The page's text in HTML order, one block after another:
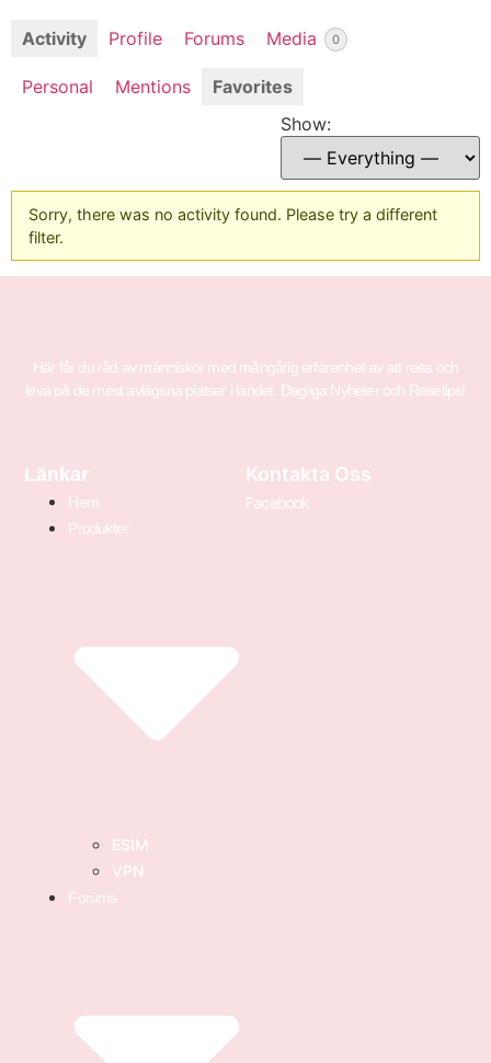
Activity Profile Forums Media 0
Personal Mentions
Favorites
Show:
Sorry, there was no activity found. Please try a different
filter.
Här får du råd av människor med mångårig erfarenhet av att resa och
leva på de mest avlägsna platser i landet. Dagliga Nyheter och Resetips!
Länkar
Hem
Produkter
ESIM
VPN
Forums
Kontakta Oss
Facebook